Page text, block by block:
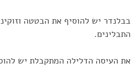
בבלנדר יש להוסיף את הבטטה
התבלינים.
את ‏העיסה הדלילה המתקבלת יש